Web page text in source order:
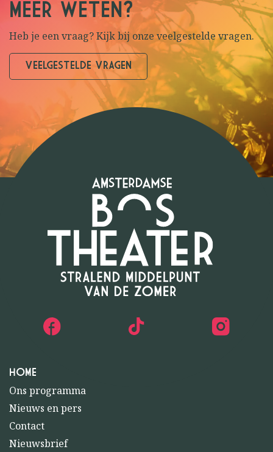
MEER WETEN?
Heb je een vraag? Kijk bij onze veelgestelde vragen.
VEELGESTELDE VRAGEN
HOME
Ons programma
Nieuws en pers
Contact
Nieuwsbrief